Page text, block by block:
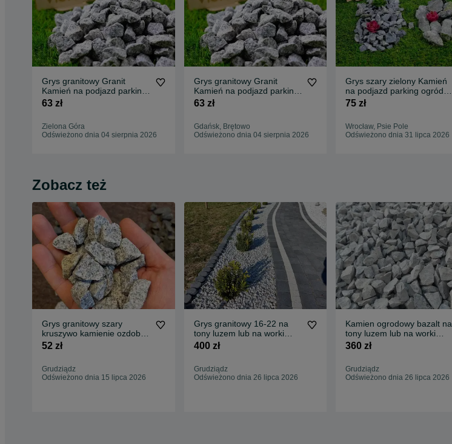
Grys granitowy Granit
Kamień na podjazd parking
ogród Transport Tanio
63 zł
Zielona Góra
Odświeżono dnia 04 sierpnia 2026
Grys granitowy Granit
Kamień na podjazd parking
ogród Transport Tanio
63 zł
Gdańsk, Brętowo
Odświeżono dnia 04 sierpnia 2026
Grys szary zielony Kamień
na podjazd parking ogród
Transport Tanio
75 zł
Wrocław, Psie Pole
Odświeżono dnia 31 lipca 2026
Zobacz też
Grys granitowy szary
kruszywo kamienie ozdobne
kamień ogrodowy ziemia
52 zł
Grudziądz
Odświeżono dnia 15 lipca 2026
Grys granitowy 16-22 na
tony luzem lub na worki
20kg 12zl
400 zł
Grudziądz
Odświeżono dnia 26 lipca 2026
Kamien ogrodowy bazalt na
tony luzem lub na worki
20kg 12zl
360 zł
Grudziądz
Odświeżono dnia 26 lipca 2026